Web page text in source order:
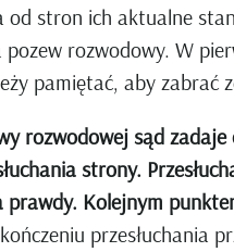
stron ich aktualne
pozew rozwodowy. W
pamiętać, aby zabrać
rozwodowej sąd
strony.
Kolejnym
przesłuchania